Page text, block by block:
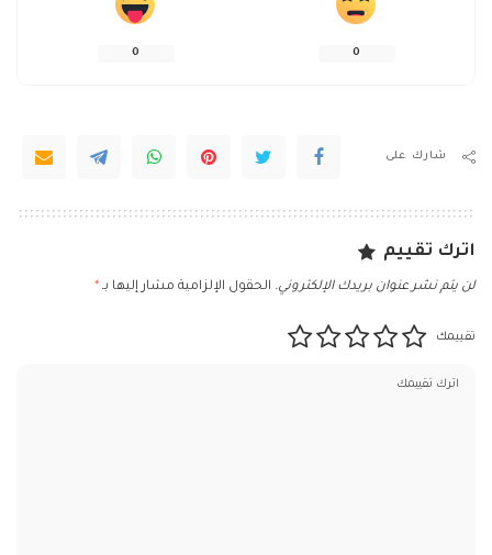
0
0
شارك على
اترك تقييم
لن يتم نشر عنوان بريدك الإلكتروني. الحقول الإلزامية مشار إليها بـ *
تقييمك